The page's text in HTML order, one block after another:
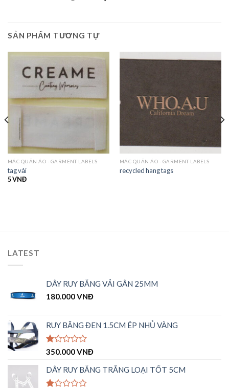
SẢN PHẨM TƯƠNG TỰ
MÁC QUẦN ÁO - GARMENT LABELS
tag vải
5VNĐ
MÁC QUẦN ÁO - GARMENT LABELS
recycled hang tags
LATEST
DÂY RUY BĂNG VẢI GÂN 25MM
180.000VNĐ
RUY BĂNG ĐEN 1.5CM ÉP NHỦ VÀNG
Được
hạng
1.00
5
350.000VNĐ
DÂY RUY BĂNG TRẮNG LOẠI TỐT 5CM